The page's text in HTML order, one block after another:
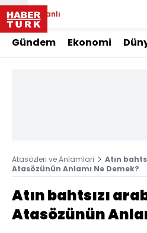
Canlı
Gündem Ekonomi
Atasözleri ve Anlamlari
Atın
Atasözünün Anlamı Ne Demek?
Atın bahtsızı
Atasözünün